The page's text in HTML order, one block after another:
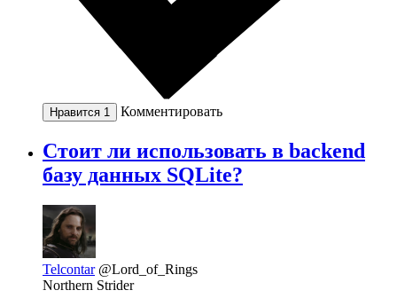
Нравится 1 Комментировать
Стоит ли использовать в backend
базу данных SQLite?
Telcontar @Lord_of_Rings
Northern Strider